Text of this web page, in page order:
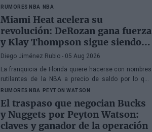
llegarle ofertas, aunque la franquicia de Texas no
tiene prisa
RUMORES NBA NBA
Miami Heat acelera su
revolución: DeRozan gana fuerza
y Klay Thompson sigue siendo
el gran objetivo
Diego Jiménez Rubio - 05 Aug 2026
La franquicia de Florida quiere hacerse con nombres
rutilantes de la NBA a precio de saldo por lo que
busca veteranos. DeRozan está muy cerca de fichar.
RUMORES NBA PEYTON WATSON
El traspaso que negocian Bucks
y Nuggets por Peyton Watson:
claves y ganador de la operación